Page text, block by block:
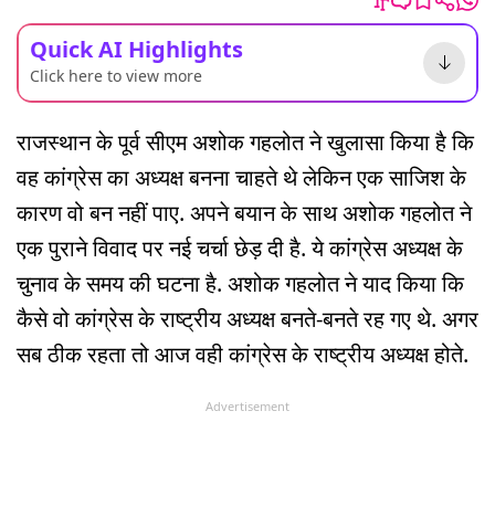
Quick AI Highlights
Click here to view more
राजस्थान के पूर्व सीएम अशोक गहलोत ने खुलासा किया है कि
वह कांग्रेस का अध्यक्ष बनना चाहते थे लेकिन एक साजिश के
कारण वो बन नहीं पाए. अपने बयान के साथ अशोक गहलोत ने
एक पुराने विवाद पर नई चर्चा छेड़ दी है. ये कांग्रेस अध्यक्ष के
चुनाव के समय की घटना है. अशोक गहलोत ने याद किया कि
कैसे वो कांग्रेस के राष्ट्रीय अध्यक्ष बनते-बनते रह गए थे. अगर
सब ठीक रहता तो आज वही कांग्रेस के राष्ट्रीय अध्यक्ष होते.
Advertisement